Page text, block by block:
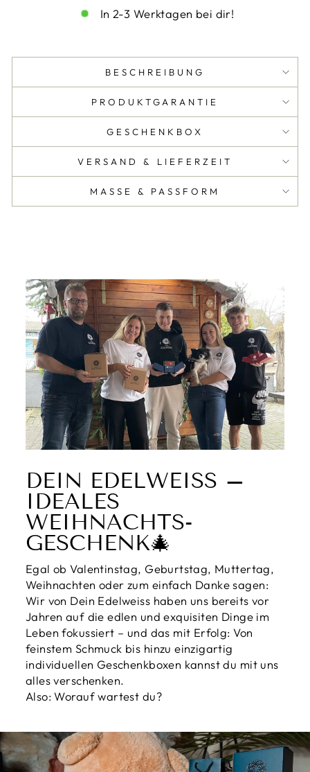
In 2-3 Werktagen bei dir!
BESCHREIBUNG
PRODUKTGARANTIE
GESCHENKBOX
VERSAND & LIEFERZEIT
MASSE & PASSFORM
DEIN EDELWEISS – I
DEALES W
EIHNACHTS-G
ESCHENK🎄
Egal ob Valentinstag, Geburtstag, Muttertag,
Weihnachten oder zum einfach Danke sagen:
Wir von Dein Edelweiss haben uns bereits vor
Jahren auf die edlen und exquisiten Dinge im
Leben fokussiert – und das mit Erfolg: Von
feinstem Schmuck bis hinzu einzigartig
individuellen Geschenkboxen kannst du mit uns
alles verschenken.
Also: Worauf wartest du?